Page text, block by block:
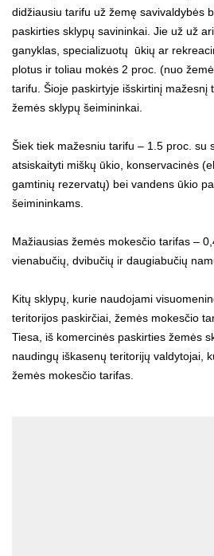
didžiausiu tarifu už žemę savivaldybės
paskirties sklypų savininkai. Jie už už
ganyklas, specializuotų ūkių ar
plotus ir toliau mokės 2 proc. (nuo
tarifu. Šioje paskirtyje išskirtinį mažesnį
žemės sklypų šeimininkai.
Šiek tiek mažesniu tarifu – 1.5 proc. su
atsiskaityti miškų ūkio, konservacinės
gamtinių rezervatų) bei vandens ūkio
šeimininkams.
Mažiausias žemės mokesčio tarifas –
vienabučių, dvibučių ir daugiabučių
Kitų sklypų, kurie naudojami
teritorijos paskirčiai, žemės mokesčio
Tiesa, iš komercinės paskirties žemės
naudingų iškasenų teritorijų valdytojai,
žemės mokesčio tarifas.